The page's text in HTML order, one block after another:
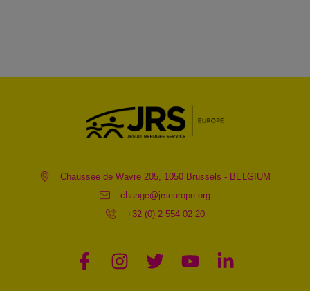
Chaussée de Wavre 205, 1050 Brussels - BELGIUM
change@jrseurope.org
+32 (0) 2 554 02 20